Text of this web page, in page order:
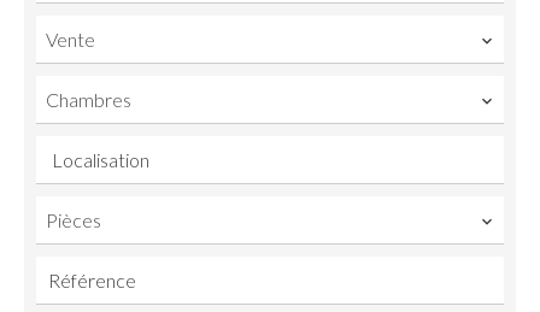
Vente
Chambres
Localisation
Pièces